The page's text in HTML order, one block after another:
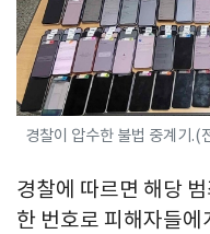
경찰이 압수한 불법 중계기.(
경찰에 따르면 해당
한 번호로 피해자들